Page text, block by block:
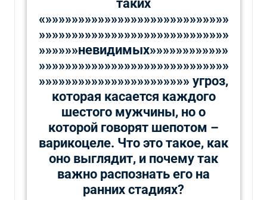
таких
«»»»»»»»»»»»»»»»»»»»»»»»»»»»»
»»»»»»»»»»»»»»»»»»»»»»»»»»»»»
»»»»»»невидимых»»»»»»»»»»»»
»»»»»»»»»»»»»»»»»»»»»»»»»»»»»
»»»»»»»»»»»»»»»»»»»»»»» угроз,
которая касается каждого
шестого мужчины, но о
которой говорят шепотом –
варикоцеле. Что это такое, как
оно выглядит, и почему так
важно распознать его на
ранних стадиях?